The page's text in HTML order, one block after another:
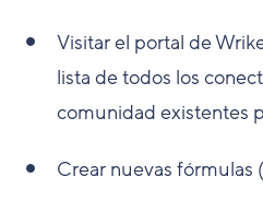
Visitar el portal de
lista de todos los
comunidad existentes
Crear nuevas fórmulas